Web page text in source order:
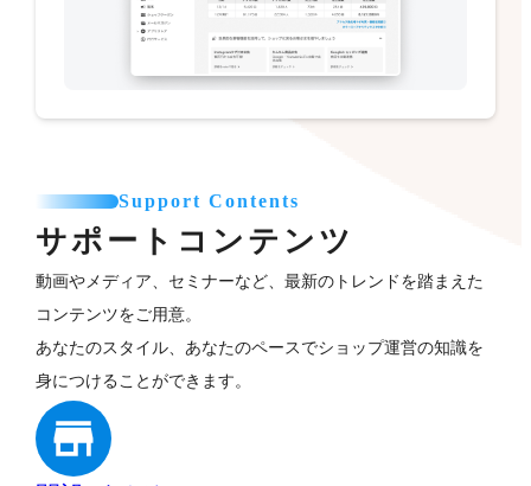
Support Contents
サポートコンテンツ
動画やメディア、セミナーなど、最新のトレンドを踏まえた
コンテンツをご用意。
あなたのスタイル、あなたのペースでショップ運営の知識を
身につけることができます。